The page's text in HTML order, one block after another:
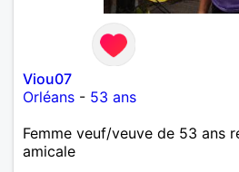
Viou07
Orléans - 53 ans
Femme veuf/veuve de 53 ans
amicale